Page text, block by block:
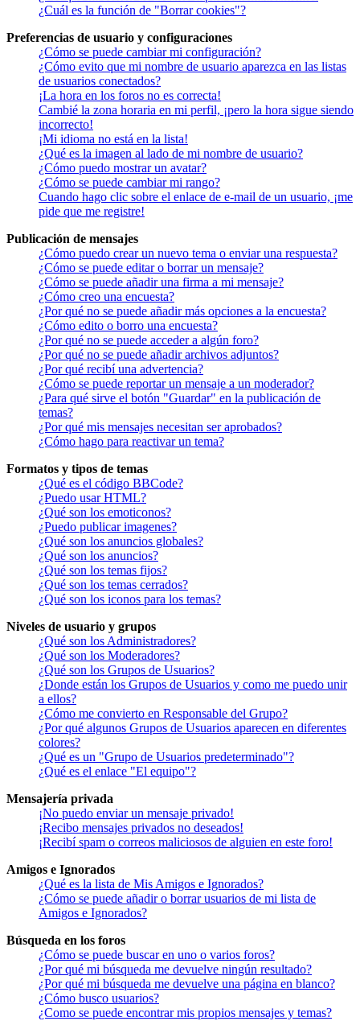
¿Cuál es la función de "Borrar cookies"?
Preferencias de usuario y configuraciones
¿Cómo se puede cambiar mi configuración?
¿Cómo evito que mi nombre de usuario aparezca en las listas
de usuarios conectados?
¡La hora en los foros no es correcta!
Cambié la zona horaria en mi perfil, ¡pero la hora sigue siendo
incorrecto!
¡Mi idioma no está en la lista!
¿Qué es la imagen al lado de mi nombre de usuario?
¿Cómo puedo mostrar un avatar?
¿Cómo se puede cambiar mi rango?
Cuando hago clic sobre el enlace de e-mail de un usuario, ¡me
pide que me registre!
Publicación de mensajes
¿Cómo puedo crear un nuevo tema o enviar una respuesta?
¿Cómo se puede editar o borrar un mensaje?
¿Cómo se puede añadir una firma a mi mensaje?
¿Cómo creo una encuesta?
¿Por qué no se puede añadir más opciones a la encuesta?
¿Cómo edito o borro una encuesta?
¿Por qué no se puede acceder a algún foro?
¿Por qué no se puede añadir archivos adjuntos?
¿Por qué recibí una advertencia?
¿Cómo se puede reportar un mensaje a un moderador?
¿Para qué sirve el botón "Guardar" en la publicación de
temas?
¿Por qué mis mensajes necesitan ser aprobados?
¿Cómo hago para reactivar un tema?
Formatos y tipos de temas
¿Qué es el código BBCode?
¿Puedo usar HTML?
¿Qué son los emoticonos?
¿Puedo publicar imagenes?
¿Qué son los anuncios globales?
¿Qué son los anuncios?
¿Qué son los temas fijos?
¿Qué son los temas cerrados?
¿Qué son los iconos para los temas?
Niveles de usuario y grupos
¿Qué son los Administradores?
¿Qué son los Moderadores?
¿Qué son los Grupos de Usuarios?
¿Donde están los Grupos de Usuarios y como me puedo unir
a ellos?
¿Cómo me convierto en Responsable del Grupo?
¿Por qué algunos Grupos de Usuarios aparecen en diferentes
colores?
¿Qué es un "Grupo de Usuarios predeterminado"?
¿Qué es el enlace "El equipo"?
Mensajería privada
¡No puedo enviar un mensaje privado!
¡Recibo mensajes privados no deseados!
¡Recibí spam o correos maliciosos de alguien en este foro!
Amigos e Ignorados
¿Qué es la lista de Mis Amigos e Ignorados?
¿Cómo se puede añadir o borrar usuarios de mi lista de
Amigos e Ignorados?
Búsqueda en los foros
¿Cómo se puede buscar en uno o varios foros?
¿Por qué mi búsqueda me devuelve ningún resultado?
¿Por qué mi búsqueda me devuelve una página en blanco?
¿Cómo busco usuarios?
¿Como se puede encontrar mis propios mensajes y temas?